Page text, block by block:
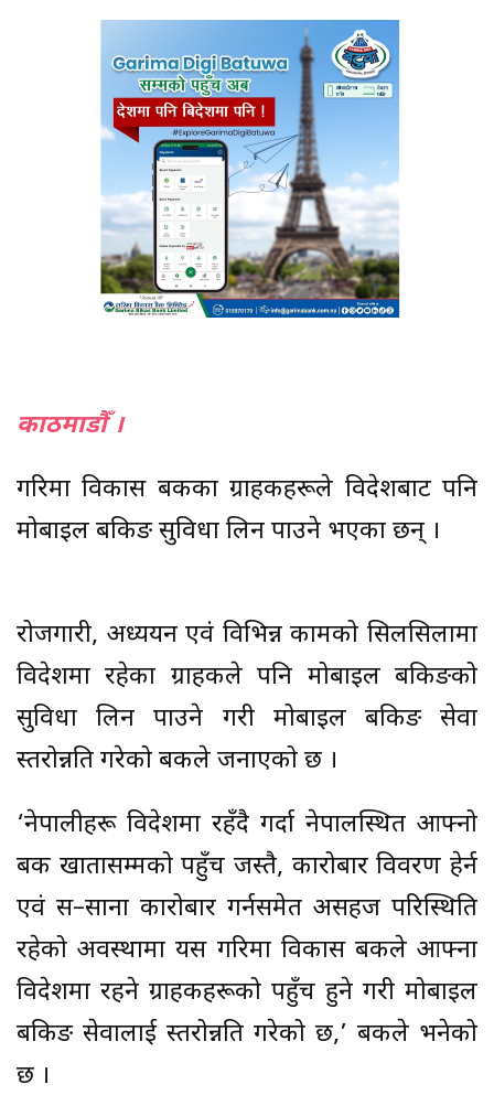
काठमाडौँ ।
गरिमा विकास बैंकका ग्राहकहरूले विदेशबाट पनि
मोबाइल बैंकिङ सुविधा लिन पाउने भएका छन् ।
रोजगारी, अध्ययन एवं विभिन्न कामको सिलसिलामा
विदेशमा रहेका ग्राहकले पनि मोबाइल बैंकिङको
सुविधा लिन पाउने गरी मोबाइल बैंकिङ सेवा
स्तरोन्नति गरेको बैंकले जनाएको छ ।
‘नेपालीहरू विदेशमा रहँदै गर्दा नेपालस्थित आफ्नो
बैंक खातासम्मको पहुँच जस्तै, कारोबार विवरण हेर्न
एवं स–साना कारोबार गर्नसमेत असहज परिस्थिति
रहेको अवस्थामा यस गरिमा विकास बैंकले आफ्ना
विदेशमा रहने ग्राहकहरूको पहुँच हुने गरी मोबाइल
बैंकिङ सेवालाई स्तरोन्नति गरेको छ,’ बैंकले भनेको
छ ।